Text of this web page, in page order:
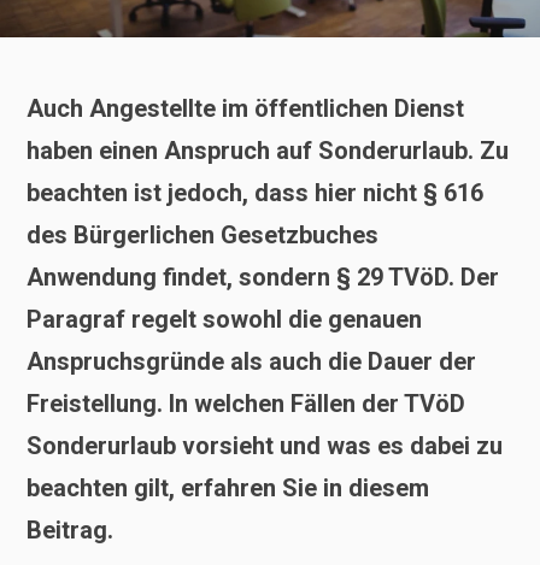
Auch Angestellte im öffentlichen Dienst
haben einen Anspruch auf Sonderurlaub. Zu
beachten ist jedoch, dass hier nicht § 616
des Bürgerlichen Gesetzbuches
Anwendung findet, sondern § 29 TVöD. Der
Paragraf regelt sowohl die genauen
Anspruchsgründe als auch die Dauer der
Freistellung. In welchen Fällen der TVöD
Sonderurlaub vorsieht und was es dabei zu
beachten gilt, erfahren Sie in diesem
Beitrag.